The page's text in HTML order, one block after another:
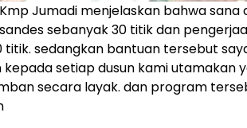
Jumadi menjelaskan bahwa sana
sebanyak 30 titik dan
titik. sedangkan bantuan tersebut
setiap dusun kami utamakan
secara layak. dan program